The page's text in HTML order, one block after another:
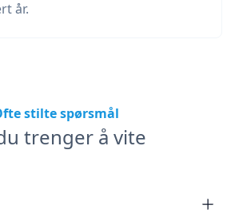
år.
stilte spørsmål
trenger å vite